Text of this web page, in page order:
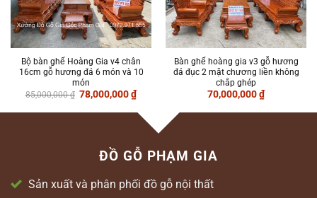
Bộ bàn ghế Hoàng Gia v4 chân
16cm gỗ hương đá 6 món và 10
món
85,000,000₫ Giá
gốc
là:
78,000,000₫Giá
hiện
tại
là:
78,000,000 ₫.
Bàn ghế hoàng gia v3 gỗ hương
đá đục 2 mặt chương liền không
chắp ghép
70,000,000₫
ĐỒ GỖ PHẠM GIA
Sản xuất và phân phối đồ gỗ nội thất